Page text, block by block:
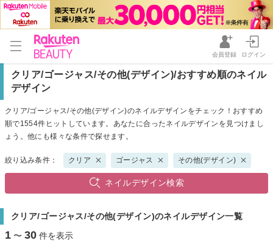
会員登録 ログイン
クリア/ゴージャス/その他(デザイン)/おすすめ順のネイル
デザイン
クリア/ゴージャス/その他(デザイン)のネイルデザインをチェック！おすすめ
順で1554件ヒットしています。あなたに合ったネイルデザインを見つけまし
ょう。他にも様々な条件で探せます。
絞り込み条件： クリア ゴージャス その他(デザイン)
ネイルデザイン検索
クリア/ゴージャス/その他(デザイン)のネイルデザイン一覧
1 〜 30 件を表示